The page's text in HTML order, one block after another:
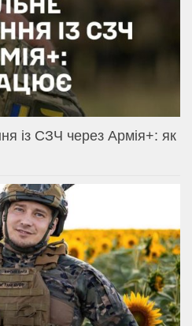
із СЗЧ через Армія+: як